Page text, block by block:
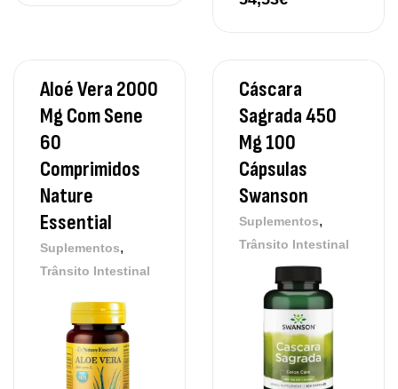
Aloé Vera 2000
Mg Com Sene
60
Comprimidos
Nature
Essential
Suplementos,
Trânsito Intestinal
Cáscara
Sagrada 450
Mg 100
Cápsulas
Swanson
Suplementos,
Trânsito Intestinal